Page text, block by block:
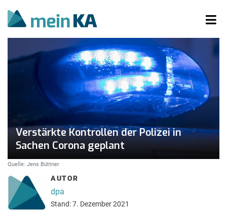
Verstärkte Kontrollen der Polizei in
Sachen Corona geplant
Quelle: Jens Büttner
AUTOR
dpa
Stand: 7. Dezember 2021